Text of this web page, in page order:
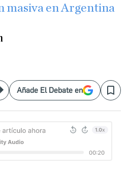
masiva en Argentina
Añade El Debate en Save